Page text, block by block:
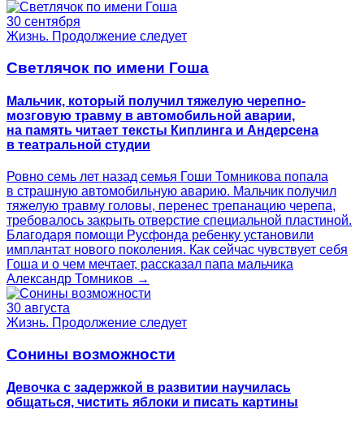
30 сентября
Жизнь. Продолжение следует
Светлячок по имени Гоша
Мальчик, который получил тяжелую черепно-
мозговую травму в автомобильной аварии,
на память читает тексты Киплинга и Андерсена
в театральной студии
Ровно семь лет назад семья Гоши Томникова попала
в страшную автомобильную аварию. Мальчик получил
тяжелую травму головы, перенес трепанацию черепа,
требовалось закрыть отверстие специальной пластиной.
Благодаря помощи Русфонда ребенку установили
имплантат нового поколения. Как сейчас чувствует себя
Гоша и о чем мечтает, рассказал папа мальчика
Александр Томников →
30 августа
Жизнь. Продолжение следует
Сонины возможности
Девочка с задержкой в развитии научилась
общаться, чистить яблоки и писать картины